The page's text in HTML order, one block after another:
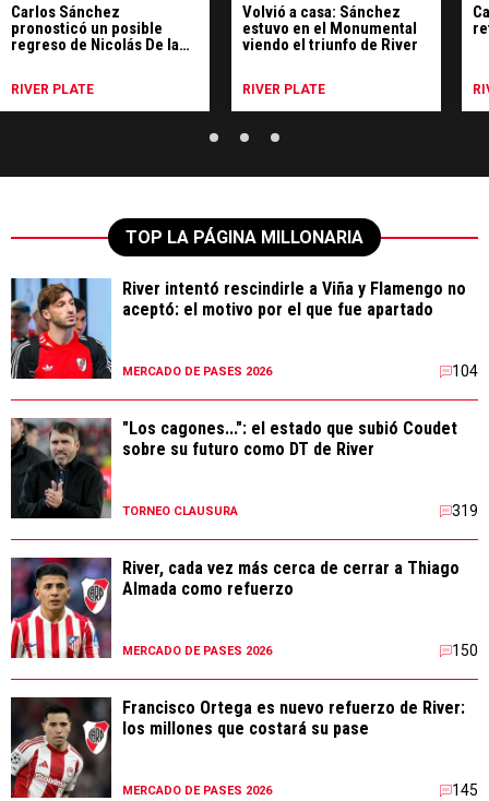
Carlos Sánchez
pronosticó un posible
regreso de Nicolás De la
RIVER PLATE
Volvió a casa: Sánchez
estuvo en el Monumental
viendo el triunfo de River
RIVER PLATE
TOP LA PÁGINA MILLONARIA
River intentó rescindirle a Viña y Flamengo no
aceptó: el motivo por el que fue apartado
MERCADO DE PASES 2026 104
"Los cagones...": el estado que subió Coudet
sobre su futuro como DT de River
TORNEO CLAUSURA 319
River, cada vez más cerca de cerrar a Thiago
Almada como refuerzo
MERCADO DE PASES 2026 150
Francisco Ortega es nuevo refuerzo de River:
los millones que costará su pase
MERCADO DE PASES 2026 145